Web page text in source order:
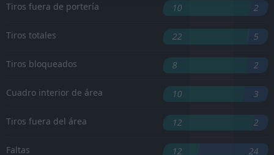
Tiros fuera de portería 10 2
Tiros totales 22 5
Tiros bloqueados 8 2
Cuadro interior de área 10 3
Tiros fuera del área 12 2
Faltas 12 24